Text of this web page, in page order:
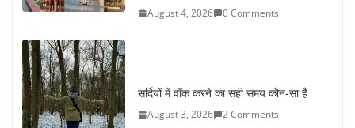
August 4, 2026 0 Comments
सर्दियों में वॉक करने का सही समय कौन-सा है
August 3, 2026 2 Comments